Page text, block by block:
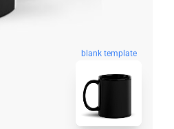
blank template